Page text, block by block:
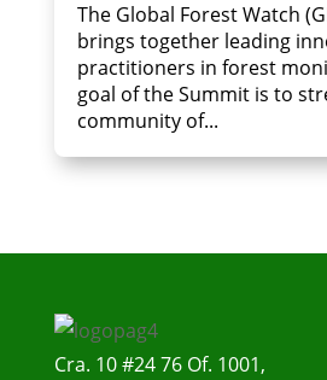
The Global Forest Watch
brings together leading
practitioners in forest
goal of the Summit is to
community of...
Cra. 10 #24 76 Of. 1001,